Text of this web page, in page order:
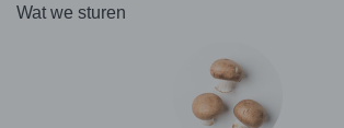
Wat we sturen